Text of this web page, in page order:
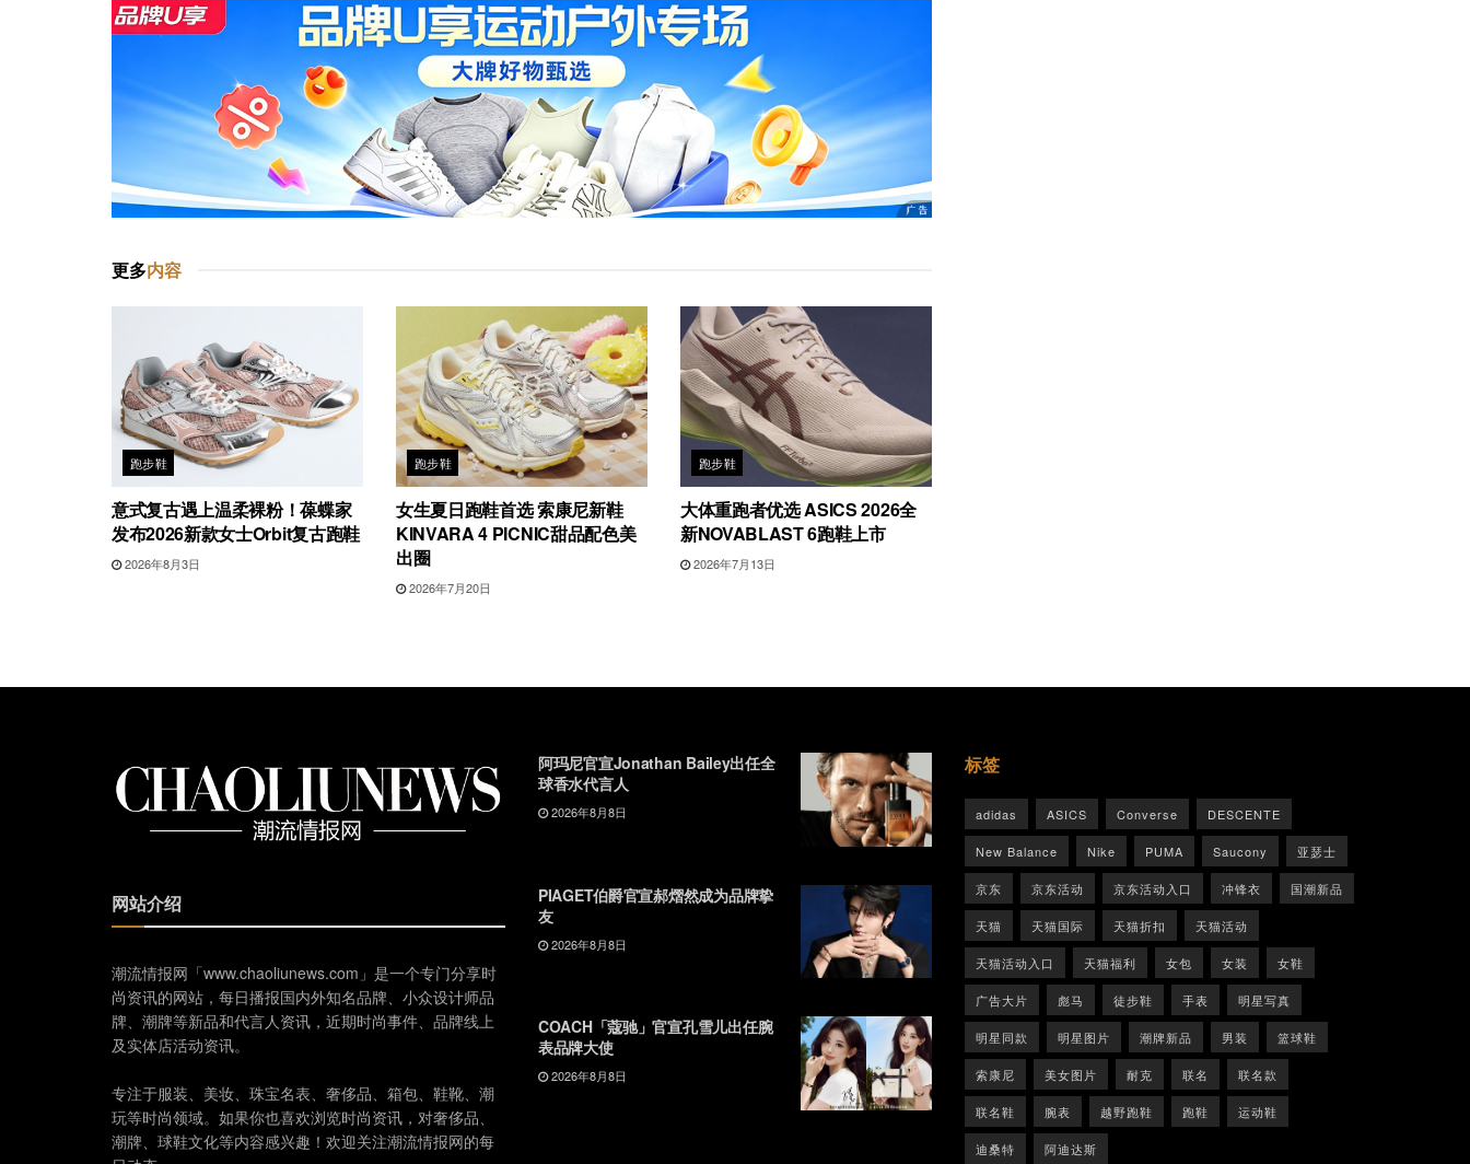
更多内容
跑步鞋
意式复古遇上温柔裸粉！葆蝶家
发布2026新款女士Orbit复古跑鞋
2026年8月3日
跑步鞋
女生夏日跑鞋首选 索康尼新鞋
KINVARA 4 PICNIC甜品配色美
出圈
2026年7月20日
跑步鞋
大体重跑者优选 ASICS 2026全
新NOVABLAST 6跑鞋上市
2026年7月13日
网站介绍
潮流情报网「www.chaoliunews.com」是一个专门分享时
尚资讯的网站，每日播报国内外知名品牌、小众设计师品
牌、潮牌等新品和代言人资讯，近期时尚事件、品牌线上
及实体店活动资讯。
专注于服装、美妆、珠宝名表、奢侈品、箱包、鞋靴、潮
玩等时尚领域。如果你也喜欢浏览时尚资讯，对奢侈品、
潮牌、球鞋文化等内容感兴趣！欢迎关注潮流情报网的每
阿玛尼官宣Jonathan Bailey出任全
球香水代言人
2026年8月8日
PIAGET伯爵官宣郝熠然成为品牌挚
友
2026年8月8日
COACH「蔻驰」官宣孔雪儿出任腕
表品牌大使
2026年8月8日
标签
adidas ASICS Converse DESCENTE
New Balance Nike PUMA Saucony 亚瑟士
京东 京东活动 京东活动入口 冲锋衣 国潮新品
天猫 天猫国际 天猫折扣 天猫活动
天猫活动入口 天猫福利 女包 女装 女鞋
广告大片 彪马 徒步鞋 手表 明星写真
明星同款 明星图片 潮牌新品 男装 篮球鞋
索康尼 美女图片 耐克 联名 联名款
联名鞋 腕表 越野跑鞋 跑鞋 运动鞋
迪桑特 阿迪达斯